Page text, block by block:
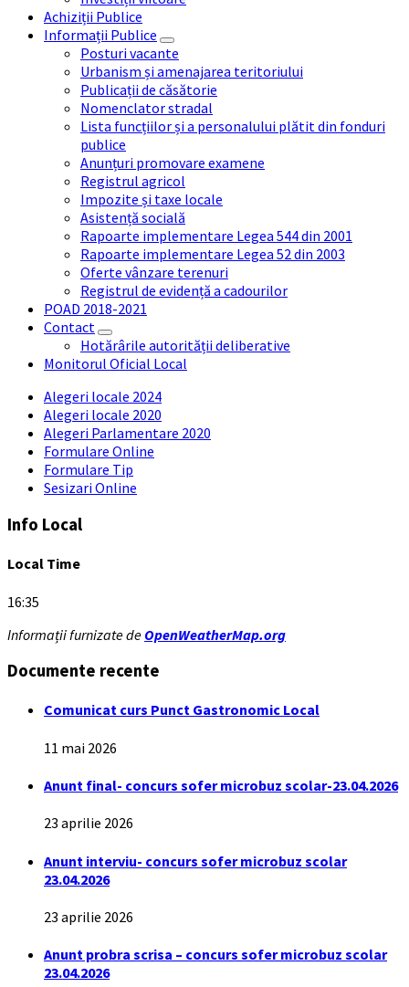
Achiziții Publice
Informații Publice
Posturi vacante
Urbanism și amenajarea teritoriului
Publicații de căsătorie
Nomenclator stradal
Lista funcțiilor și a personalului plătit din fonduri
publice
Anunțuri promovare examene
Registrul agricol
Impozite și taxe locale
Asistență socială
Rapoarte implementare Legea 544 din 2001
Rapoarte implementare Legea 52 din 2003
Oferte vânzare terenuri
Registrul de evidență a cadourilor
POAD 2018-2021
Contact
Hotărârile autorității deliberative
Monitorul Oficial Local
Alegeri locale 2024
Alegeri locale 2020
Alegeri Parlamentare 2020
Formulare Online
Formulare Tip
Sesizari Online
Info Local
Local Time
16:35
Informații furnizate de OpenWeatherMap.org
Documente recente
Comunicat curs Punct Gastronomic Local
11 mai 2026
Anunt final- concurs sofer microbuz scolar-23.04.2026
23 aprilie 2026
Anunt interviu- concurs sofer microbuz scolar
23.04.2026
23 aprilie 2026
Anunt probra scrisa – concurs sofer microbuz scolar
23.04.2026